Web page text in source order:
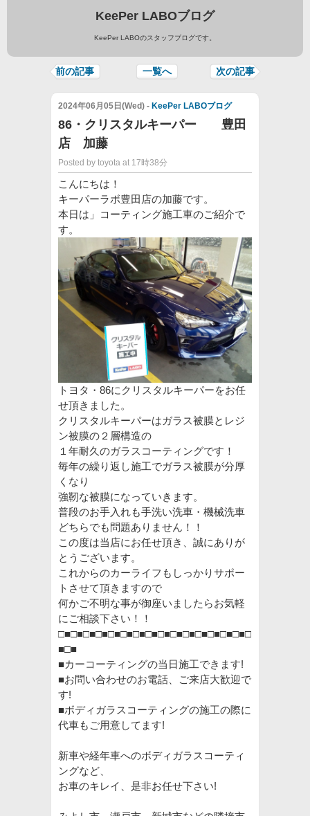
KeePer LABOブログ
KeePer LABOのスタッフブログです。
前の記事 一覧へ 次の記事
2024年06月05日(Wed) - KeePer LABOブログ
86・クリスタルキーパー 豊田
店 加藤
Posted by toyota at 17時38分
こんにちは！
キーパーラボ豊田店の加藤です。
本日は」コーティング施工車のご紹介で
す。
トヨタ・86にクリスタルキーパーをお任
せ頂きました。
クリスタルキーパーはガラス被膜とレジ
ン被膜の２層構造の
１年耐久のガラスコーティングです！
毎年の繰り返し施工でガラス被膜が分厚
くなり
強靭な被膜になっていきます。
普段のお手入れも手洗い洗車・機械洗車
どちらでも問題ありません！！
この度は当店にお任せ頂き、誠にありが
とうございます。
これからのカーライフもしっかりサポー
トさせて頂きますので
何かご不明な事が御座いましたらお気軽
にご相談下さい！！
□■□■□■□■□■□■□■□■□■□■□■□■□■□■□■□
■□■
■カーコーティングの当日施工できます!
■お問い合わせのお電話、ご来店大歓迎で
す!
■ボディガラスコーティングの施工の際に
代車もご用意してます!
新車や経年車へのボディガラスコーティ
ングなど、
お車のキレイ、是非お任せ下さい!